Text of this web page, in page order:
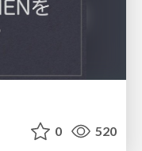
0 520